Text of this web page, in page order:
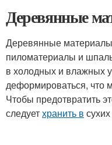
Деревянные
Деревянные
пиломатериалы и
в холодных и влажных
деформироваться, что
Чтобы предотвратить
следуетхранить в